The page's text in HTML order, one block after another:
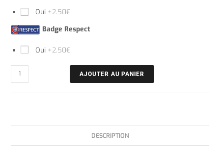
Oui +2.50€
Badge Respect
Oui +2.50€
AJOUTER AU PANIER
DESCRIPTION